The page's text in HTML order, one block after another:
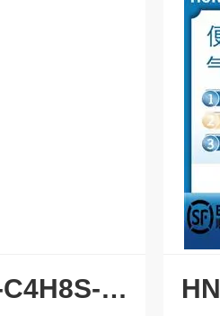
HNAG1000-C4H8S-ZL在线式四氢噻吩气体检测仪